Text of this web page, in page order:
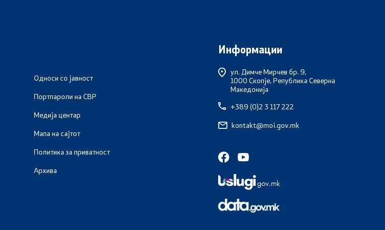
Односи со јавност
Портпароли на СВР
Медија центар
Мапа на сајтот
Политика за приватност
Архива
Информации
ул. Димче Мирчев бр. 9,
1000 Скопје, Република Северна
Македонија
+389 (0)2 3 117 222
kontakt@moi.gov.mk